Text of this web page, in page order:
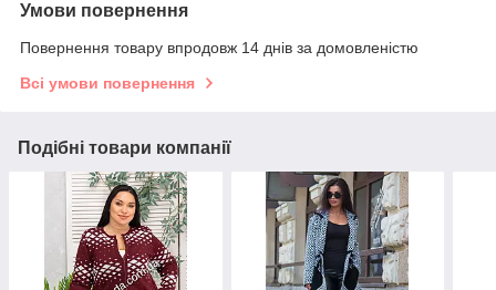
Умови повернення
Повернення товару впродовж 14 днів за домовленістю
Всі умови повернення
Подібні товари компанії